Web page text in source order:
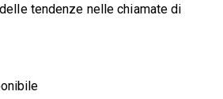
tendenze nelle chiamate di